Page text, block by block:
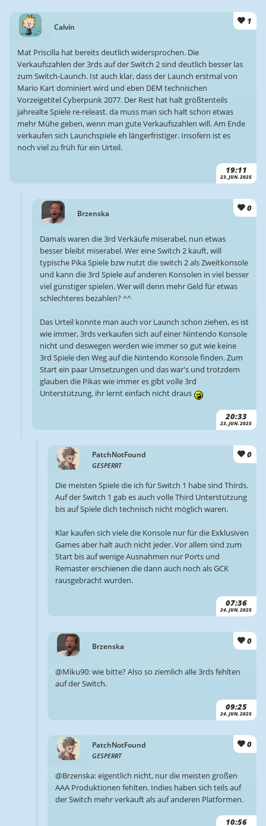
Calvin
1
19:11
23. JUN. 2025
Mat Priscilla hat bereits deutlich widersprochen. Die
Verkaufszahlen der 3rds auf der Switch 2 sind deutlich besser las
zum Switch-Launch. Ist auch klar, dass der Launch erstmal von
Mario Kart dominiert wird und eben DEM technischen
Vorzeigetitel Cyberpunk 2077. Der Rest hat halt größtenteils
jahrealte Spiele re-releast. da muss man sich halt schon etwas
mehr Mühe geben, wenn man gute Verkaufszahlen will. Am Ende
verkaufen sich Launchspiele eh längerfristiger. Insofern ist es
noch viel zu früh für ein Urteil.
Brzenska
0
20:33
23. JUN. 2025
Damals waren die 3rd Verkäufe miserabel, nun etwas
besser bleibt miserabel. Wer eine Switch 2 kauft, will
typische Pika Spiele bzw nutzt die switch 2 als Zweitkonsole
und kann die 3rd Spiele auf anderen Konsolen in viel besser
viel günstiger spielen. Wer will denn mehr Geld für etwas
schlechteres bezahlen? ^^
Das Urteil konnte man auch vor Launch schon ziehen, es ist
wie immer, 3rds verkaufen sich auf einer Nintendo Konsole
nicht und deswegen werden wie immer so gut wie keine
3rd Spiele den Weg auf die Nintendo Konsole finden. Zum
Start ein paar Umsetzungen und das war's und trotzdem
glauben die Pikas wie immer es gibt volle 3rd
Unterstützung, ihr lernt einfach nicht draus
PatchNotFound
GESPERRT
0
07:36
24. JUN. 2025
Die meisten Spiele die ich für Switch 1 habe sind Thirds.
Auf der Switch 1 gab es auch volle Third Unterstützung
bis auf Spiele dich technisch nicht möglich waren.
Klar kaufen sich viele die Konsole nur für die Exklusiven
Games aber halt auch nicht jeder. Vor allem sind zum
Start bis auf wenige Ausnahmen nur Ports und
Remaster erschienen die dann auch noch als GCK
rausgebracht wurden.
Brzenska
0
09:25
24. JUN. 2025
@Miku90: wie bitte? Also so ziemlich alle 3rds fehlten
auf der Switch.
PatchNotFound
GESPERRT
0
10:56
@Brzenska: eigentlich nicht, nur die meisten großen
AAA Produktionen fehlten. Indies haben sich teils auf
der Switch mehr verkauft als auf anderen Platformen.